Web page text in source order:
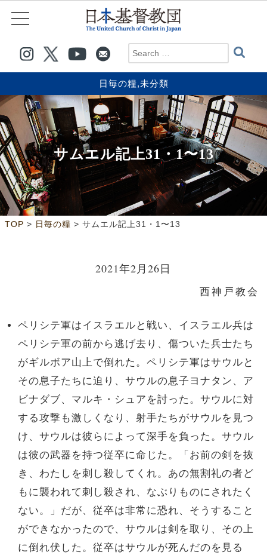
日毎の糧,未分類
サムエル記上31・1〜13
TOP > 日毎の糧 > サムエル記上31・1〜13
2021年2月26日
西神戸教会
ペリシテ軍はイスラエルと戦い、イスラエル兵は
ペリシテ軍の前から逃げ去り、傷ついた兵士たち
がギルボア山上で倒れた。ペリシテ軍はサウルと
その息子たちに迫り、サウルの息子ヨナタン、ア
ビナダブ、マルキ・シュアを討った。サウルに対
する攻撃も激しくなり、射手たちがサウルを見つ
け、サウルは彼らによって深手を負った。サウル
は彼の武器を持つ従卒に命じた。「お前の剣を抜
き、わたしを刺し殺してくれ。あの無割礼の者ど
もに襲われて刺し殺され、なぶりものにされたく
ない。」だが、従卒は非常に恐れ、そうすること
ができなかったので、サウルは剣を取り、その上
に倒れ伏した。従卒はサウルが死んだのを見る